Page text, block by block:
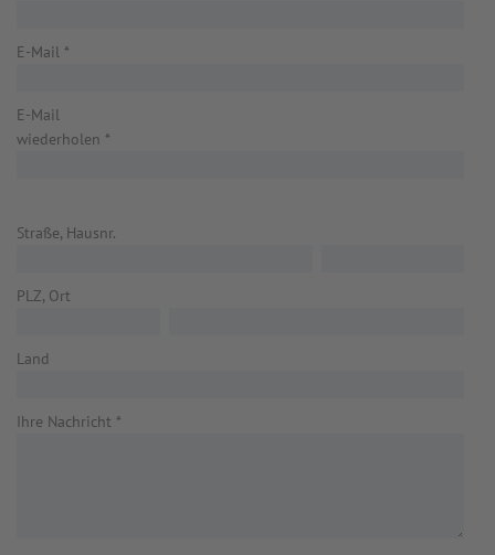
E-Mail *
E-Mail
wiederholen *
Straße, Hausnr.
PLZ, Ort
Land
Ihre Nachricht *